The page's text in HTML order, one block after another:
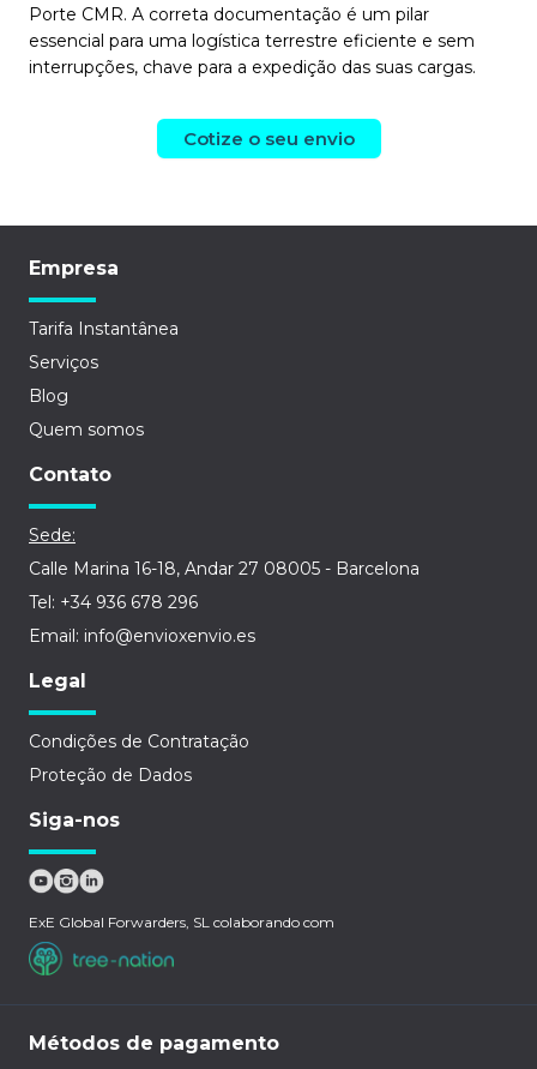
Porte CMR. A correta documentação é um pilar
essencial para uma logística terrestre eficiente e sem
interrupções, chave para a expedição das suas cargas.
Cotize o seu envio
Empresa
Tarifa Instantânea
Serviços
Blog
Quem somos
Contato
Sede:
Calle Marina 16-18, Andar 27 08005 - Barcelona
Tel: +34 936 678 296
Email: info@envioxenvio.es
Legal
Condições de Contratação
Proteção de Dados
Siga-nos
ExE Global Forwarders, SL colaborando com
Métodos de pagamento